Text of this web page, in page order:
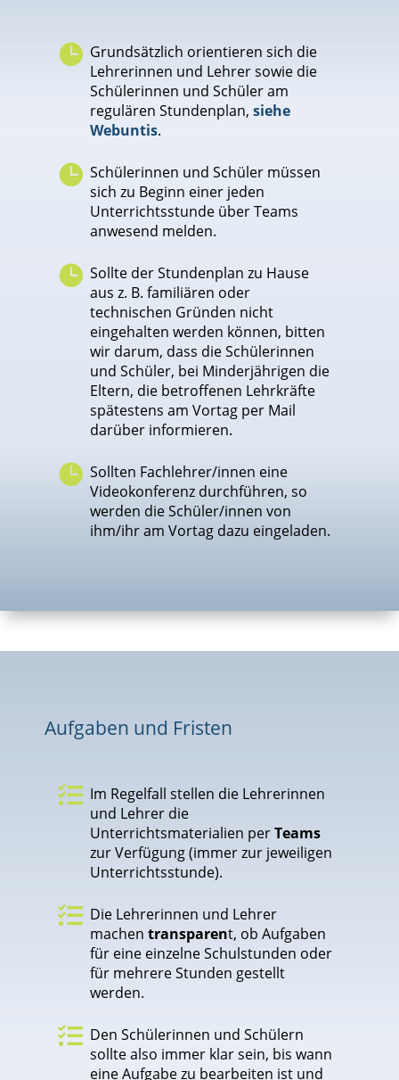
 Grundsätzlich orientieren sich die
Lehrerinnen und Lehrer sowie die
Schülerinnen und Schüler am
regulären Stundenplan, siehe
Webuntis.
 Schülerinnen und Schüler müssen
sich zu Beginn einer jeden
Unterrichtsstunde über Teams
anwesend melden.
 Sollte der Stundenplan zu Hause
aus z. B. familiären oder
technischen Gründen nicht
eingehalten werden können, bitten
wir darum, dass die Schülerinnen
und Schüler, bei Minderjährigen die
Eltern, die betroffenen Lehrkräfte
spätestens am Vortag per Mail
darüber informieren.
 Sollten Fachlehrer/innen eine
Videokonferenz durchführen, so
werden die Schüler/innen von
ihm/ihr am Vortag dazu eingeladen.
Aufgaben und Fristen
 Im Regelfall stellen die Lehrerinnen
und Lehrer die
Unterrichtsmaterialien perTeams
zur Verfügung (immer zur jeweiligen
Unterrichtsstunde).
 Die Lehrerinnen und Lehrer
machen transparent, ob Aufgaben
für eine einzelne Schulstunden oder
für mehrere Stunden gestellt
werden.
 Den Schülerinnen und Schülern
sollte also immer klar sein, bis wann
eine Aufgabe zu bearbeiten ist und